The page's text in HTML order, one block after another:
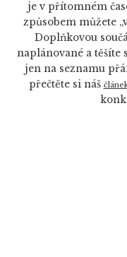
je v přítomném
způsobem můžete
Doplňkovou
naplánované a těšíte
jen na seznamu
přečtěte si náš